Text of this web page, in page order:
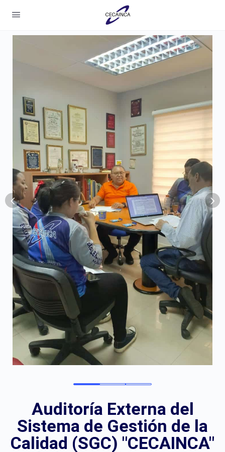
Auditoría Externa del
Sistema de Gestión de la
Calidad (SGC) "CECAINCA"